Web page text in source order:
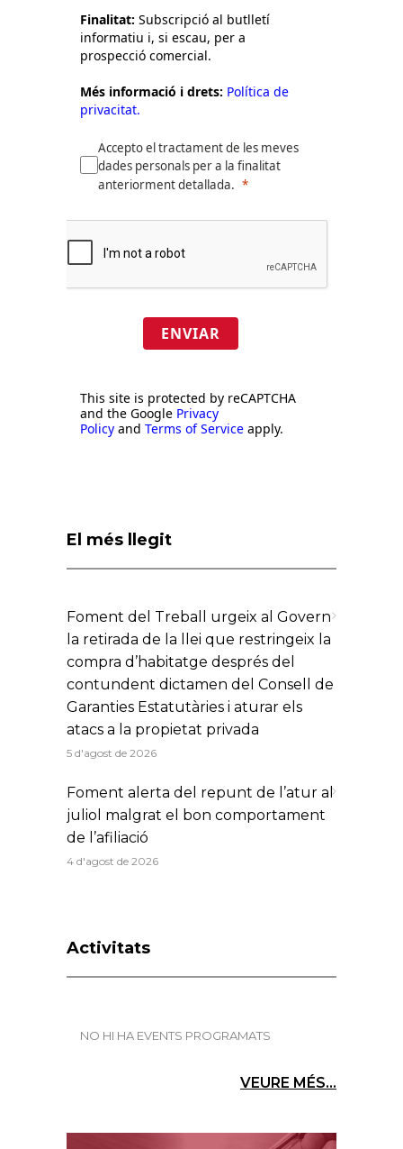
Finalitat: Subscripció al butlletí
informatiu i, si escau, per a
prospecció comercial.
Més informació i drets: Política de
privacitat.
Accepto el tractament de les meves
dades personals per a la finalitat
anteriorment detallada.
ENVIAR
This site is protected by reCAPTCHA
and the Google Privacy
Policy and Terms of Service apply.
El més llegit
Foment del Treball urgeix al Govern
la retirada de la llei que restringeix la
compra d’habitatge després del
contundent dictamen del Consell de
Garanties Estatutàries i aturar els
atacs a la propietat privada
5 d'agost de 2026
Foment alerta del repunt de l’atur al
juliol malgrat el bon comportament
de l’afiliació
4 d'agost de 2026
Activitats
NO HI HA EVENTS PROGRAMATS
VEURE MÉS...